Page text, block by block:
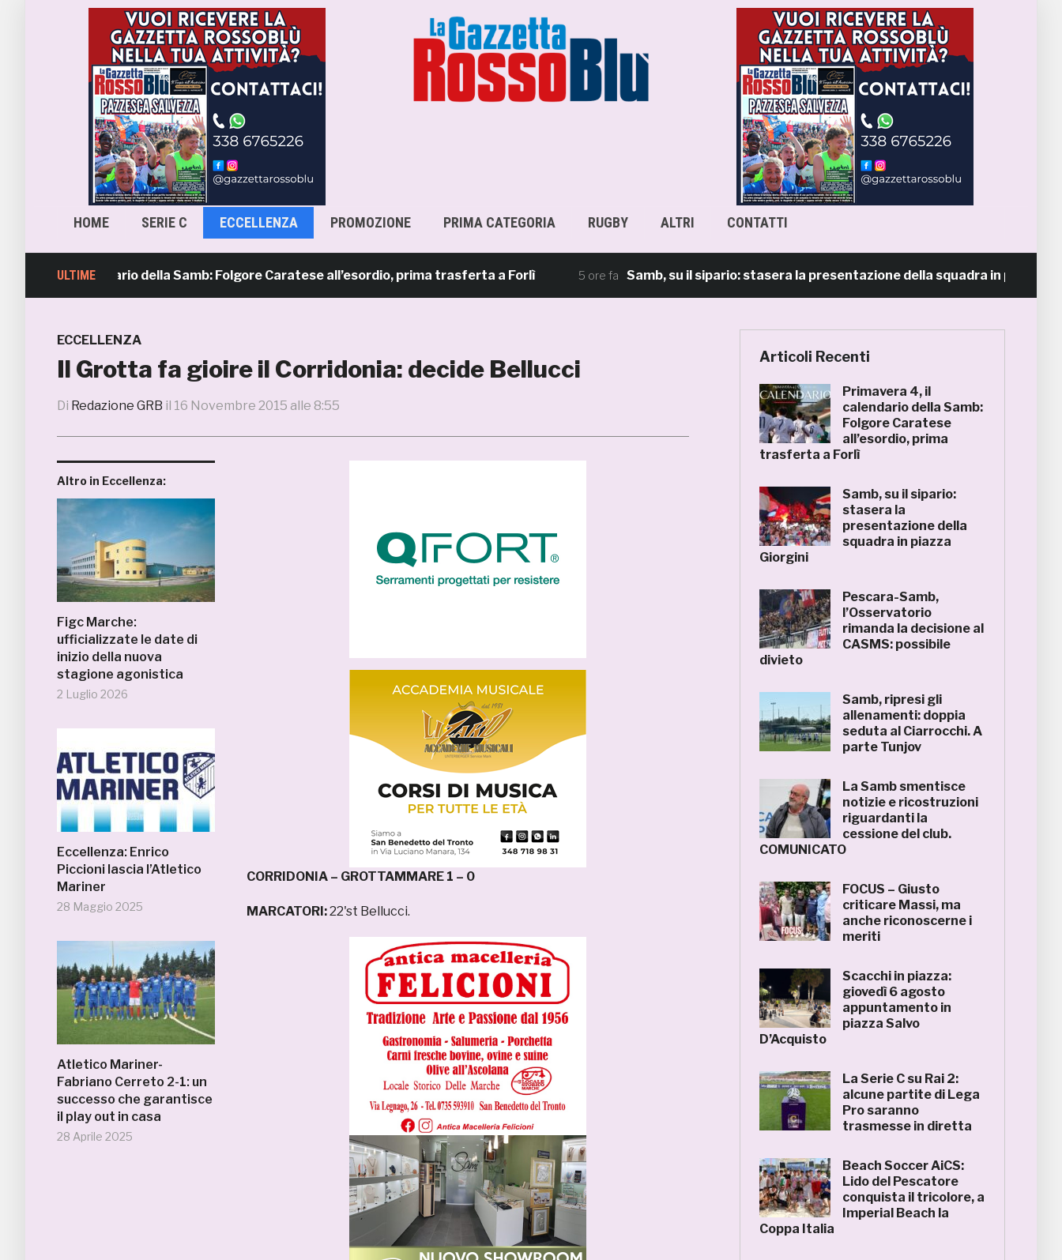
HOME SERIE C ECCELLENZA PROMOZIONE PRIMA CATEGORIA RUGBY ALTRI CONTATTI
ULTIME
4, il calendario della Samb: Folgore Caratese all’esordio, prima trasferta a Forlì 5 ore fa Samb, su il sipario: stasera la presentazione della squadra in piazza Giorgini
ECCELLENZA
Il Grotta fa gioire il Corridonia: decide Bellucci
Di Redazione GRB il 16 Novembre 2015 alle 8:55
Altro in Eccellenza:
Figc Marche:
ufficializzate le date di
inizio della nuova
stagione agonistica
2 Luglio 2026
Eccellenza: Enrico
Piccioni lascia l’Atletico
Mariner
28 Maggio 2025
Atletico Mariner-
Fabriano Cerreto 2-1: un
successo che garantisce
il play out in casa
28 Aprile 2025
CORRIDONIA – GROTTAMMARE 1 – 0
MARCATORI:22'st Bellucci.
Articoli Recenti
Primavera 4, il
calendario della Samb:
Folgore Caratese
all’esordio, prima
trasferta a Forlì
Samb, su il sipario:
stasera la
presentazione della
squadra in piazza
Giorgini
Pescara-Samb,
l’Osservatorio
rimanda la decisione al
CASMS: possibile
divieto
Samb, ripresi gli
allenamenti: doppia
seduta al Ciarrocchi. A
parte Tunjov
La Samb smentisce
notizie e ricostruzioni
riguardanti la
cessione del club.
COMUNICATO
FOCUS – Giusto
criticare Massi, ma
anche riconoscerne i
meriti
Scacchi in piazza:
giovedì 6 agosto
appuntamento in
piazza Salvo
D’Acquisto
La Serie C su Rai 2:
alcune partite di Lega
Pro saranno
trasmesse in diretta
Beach Soccer AiCS:
Lido del Pescatore
conquista il tricolore, a
Imperial Beach la
Coppa Italia